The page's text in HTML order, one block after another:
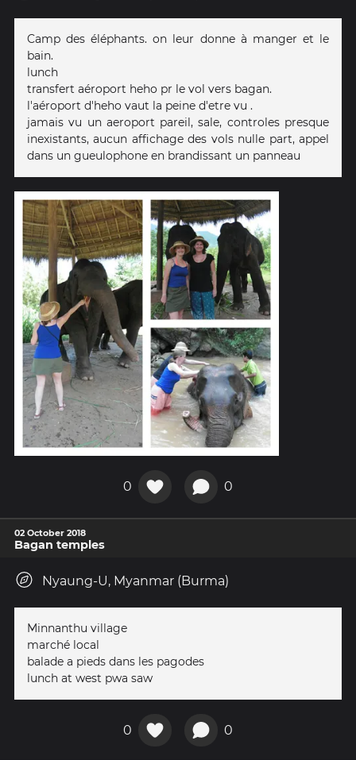
Camp des éléphants. on leur donne à manger et le
bain.
lunch
transfert aéroport heho pr le vol vers bagan.
l'aéroport d'heho vaut la peine d'etre vu .
jamais vu un aeroport pareil, sale, controles presque
inexistants, aucun affichage des vols nulle part, appel
dans un gueulophone en brandissant un panneau
0 0
02 October 2018
Bagan temples
Nyaung-U, Myanmar (Burma)
Minnanthu village
marché local
balade a pieds dans les pagodes
lunch at west pwa saw
0 0